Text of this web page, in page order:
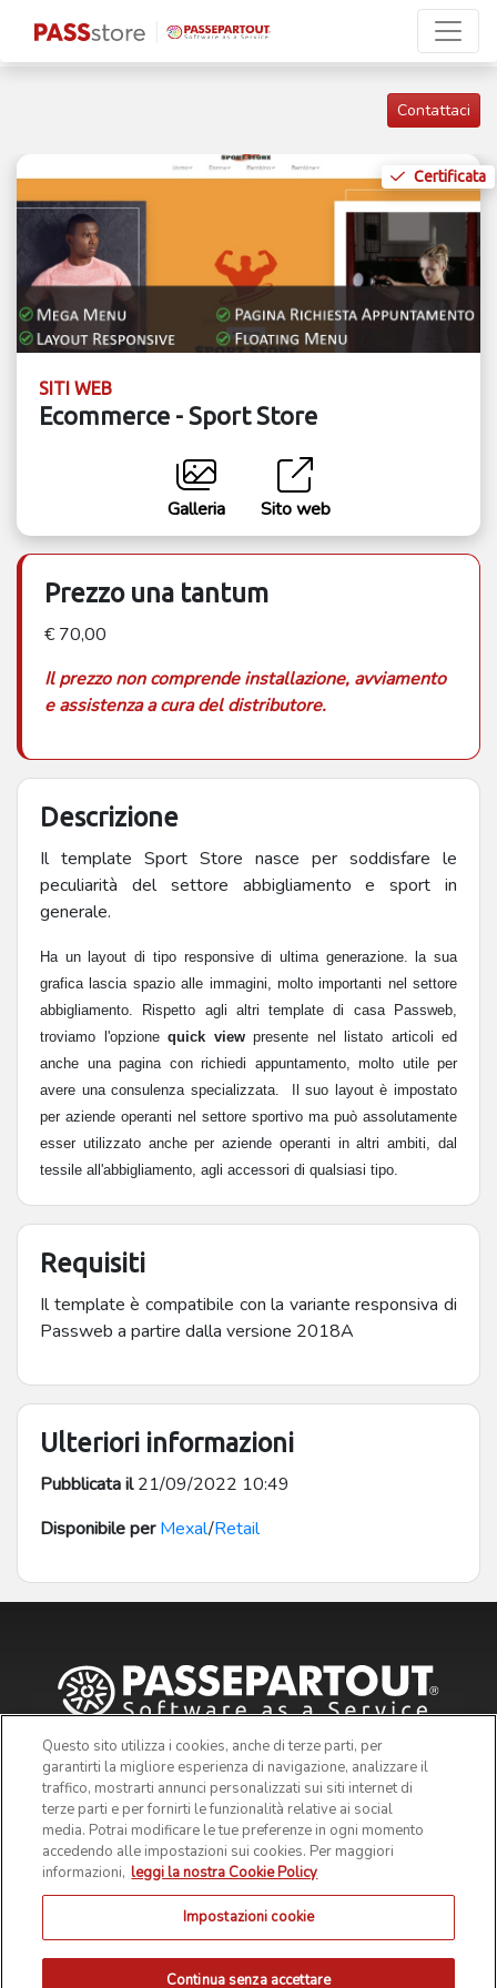
Contattaci
Certificata
SITI WEB
Ecommerce - Sport Store
Galleria Sito web
Prezzo una tantum
€ 70,00
Il prezzo non comprende installazione, avviamento
e assistenza a cura del distributore.
Descrizione
Il template Sport Store nasce per soddisfare le
peculiarità del settore abbigliamento e sport in
generale.
Ha un layout di tipo responsive di ultima generazione. la sua
grafica lascia spazio alle immagini, molto importanti nel settore
abbigliamento. Rispetto agli altri template di casa Passweb,
troviamo l'opzione quick view presente nel listato articoli ed
anche una pagina con richiedi appuntamento, molto utile per
avere una consulenza specializzata.  Il suo layout è impostato
per aziende operanti nel settore sportivo ma può assolutamente
esser utilizzato anche per aziende operanti in altri ambiti, dal
tessile all'abbigliamento, agli accessori di qualsiasi tipo.
Requisiti
Il template è compatibile con la variante responsiva di
Passweb a partire dalla versione 2018A
Ulteriori informazioni
Pubblicata il21/09/2022 10:49
Disponibile per Mexal/Retail
© 2019 Passepartout s.p.a. - c/o SM HUB - Via Consiglio dei
Sessanta 99, 47891 Dogana Repubblica di San Marino - Codice
Operatore Economico SM03473 - Iscrizione Registro Società n° 6210
del 6 agosto 2010 - Iscrizione Registro delle attività e-commerce n°
Questo sito utilizza i cookies, anche di terze parti, per
garantirti la migliore esperienza di navigazione, analizzare il
traffico, mostrarti annunci personalizzati sui siti internet di
terze parti e per fornirti le funzionalità relative ai social
media. Potrai modificare le tue preferenze in ogni momento
accedendo alle impostazioni sui cookies. Per maggiori
informazioni, leggi la nostra Cookie Policy
Impostazioni cookie
Continua senza accettare